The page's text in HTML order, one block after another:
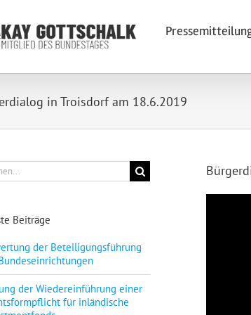
in Troisdorf am 18.6.2019
Beiträge
der Beteiligungsführung
der Wiedereinführung einer
für inländische